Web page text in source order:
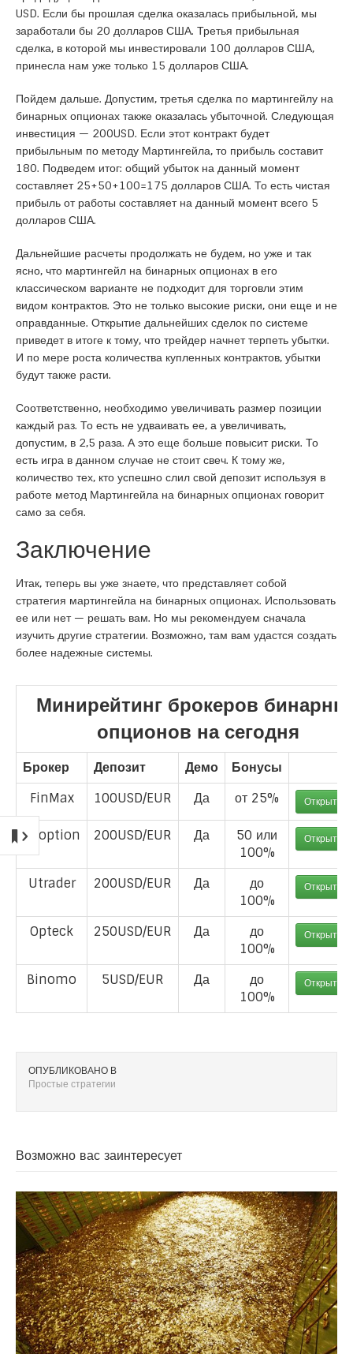
USD. Если бы прошлая сделка оказалась прибыльной, мы
заработали бы 20 долларов США. Третья прибыльная
сделка, в которой мы инвестировали 100 долларов США,
принесла нам уже только 15 долларов США.
Пойдем дальше. Допустим, третья сделка по мартингейлу на
бинарных опционах также оказалась убыточной. Следующая
инвестиция — 200USD. Если этот контракт будет
прибыльным по методу Мартингейла, то прибыль составит
180. Подведем итог: общий убыток на данный момент
составляет 25+50+100=175 долларов США. То есть чистая
прибыль от работы составляет на данный момент всего 5
долларов США.
Дальнейшие расчеты продолжать не будем, но уже и так
ясно, что мартингейл на бинарных опционах в его
классическом варианте не подходит для торговли этим
видом контрактов. Это не только высокие риски, они еще и не
оправданные. Открытие дальнейших сделок по системе
приведет в итоге к тому, что трейдер начнет терпеть убытки.
И по мере роста количества купленных контрактов, убытки
будут также расти.
Соответственно, необходимо увеличивать размер позиции
каждый раз. То есть не удваивать ее, а увеличивать,
допустим, в 2,5 раза. А это еще больше повысит риски. То
есть игра в данном случае не стоит свеч. К тому же,
количество тех, кто успешно слил свой депозит используя в
работе метод Мартингейла на бинарных опционах говорит
само за себя.
Заключение
Итак, теперь вы уже знаете, что представляет собой
стратегия мартингейла на бинарных опционах. Использовать
ее или нет — решать вам. Но мы рекомендуем сначала
изучить другие стратегии. Возможно, там вам удастся создать
более надежные системы.
Минирейтинг брокеров
опционов на сегодня
Брокер Депозит Демо
Бонусы
FinMax
100USD/EUR Да от 25% Открыть
24option 200USD/EUR Да
50 или
100%
Открыть
Utrader 200USD/EUR Да
до
100%
Открыть
Opteck 250USD/EUR Да
до
100%
Открыть
Binomo 5USD/EUR Да
до
100%
Открыть
ОПУБЛИКОВАНО В
Простые стратегии
Возможно вас заинтересует